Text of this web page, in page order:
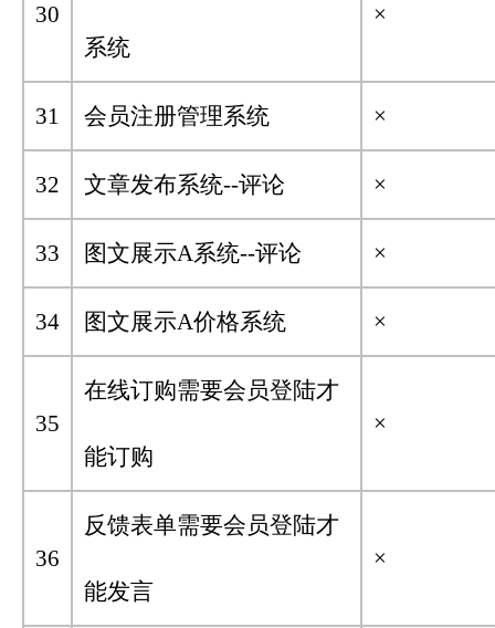
30
系统
×
31 会员注册管理系统 ×
32 文章发布系统--评论 ×
33 图文展示A系统--评论 ×
34 图文展示A价格系统 ×
35
在线订购需要会员登陆才
能订购
×
36
反馈表单需要会员登陆才
能发言
×